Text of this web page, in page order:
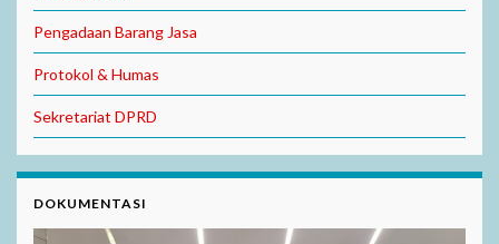
Pengadaan Barang Jasa
Protokol & Humas
Sekretariat DPRD
DOKUMENTASI